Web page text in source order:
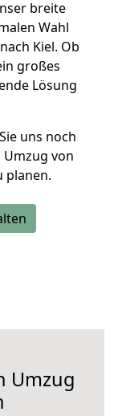
breite
Wahl
Kiel. Ob
großes
Lösung
uns noch
von
planen.
Umzug